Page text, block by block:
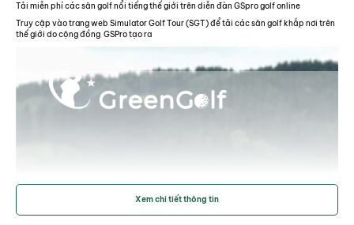
Tải miễn phí các sân golf nổi tiếng thế giới trên diễn đàn GSpro golf online
Truy cập vào trang web Simulator Golf Tour (SGT) để tải các sân golf khắp nơi trên
thế giới do cộng đồng GSPro tạo ra
Xem chi tiết thông tin
Đánh giá
PHẦN MỀM GS PRO - PMG159
PHẦN MỀM GS PRO - PMG159
Thêm vào giỏ hàng Mua ngay